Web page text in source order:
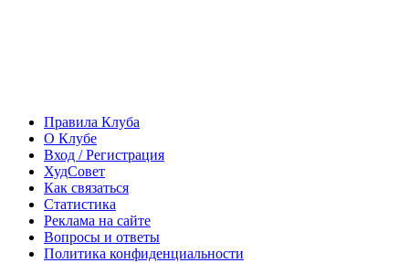
Правила Клуба
О Клубе
Вход / Регистрация
ХудСовет
Как связаться
Статистика
Реклама на сайте
Вопросы и ответы
Политика конфиденциальности